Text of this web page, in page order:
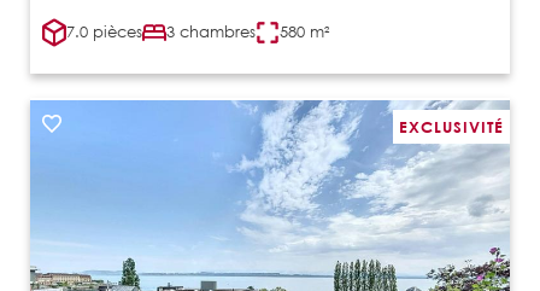
7.0 pièces 3 chambres 580 m²
EXCLUSIVITÉ